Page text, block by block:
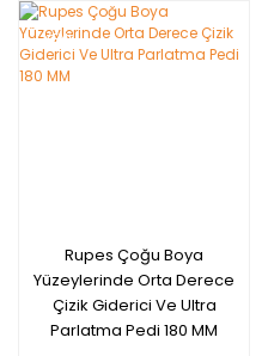
YENİ
Rupes Çoğu Boya
Yüzeylerinde Orta Derece
Çizik Giderici Ve Ultra
Parlatma Pedi 180 MM